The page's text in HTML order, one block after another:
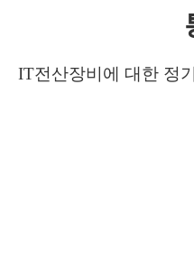
IT전산장비에 대한 정